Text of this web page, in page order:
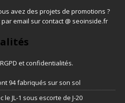
avez des projets de promotions ?
email sur contact @ seoinside.fr
RGPD et confidentialités.
94 fabriqués sur son sol
JL-1 sous escorte de J-20